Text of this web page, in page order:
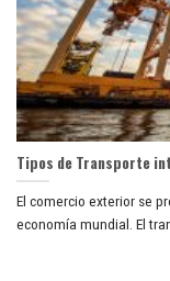
Tipos de Transporte
El comercio exterior se
economía mundial. El